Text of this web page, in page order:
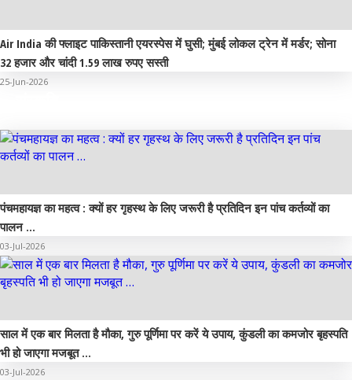
Air India की फ्लाइट पाकिस्तानी एयरस्पेस में घुसी; मुंबई लोकल ट्रेन में मर्डर; सोना
32 हजार और चांदी 1.59 लाख रुपए सस्ती
25-Jun-2026
पंचमहायज्ञ का महत्व : क्यों हर गृहस्थ के लिए जरूरी है प्रतिदिन इन पांच कर्तव्यों का
पालन …
03-Jul-2026
साल में एक बार मिलता है मौका, गुरु पूर्णिमा पर करें ये उपाय, कुंडली का कमजोर बृहस्पति
भी हो जाएगा मजबूत …
03-Jul-2026